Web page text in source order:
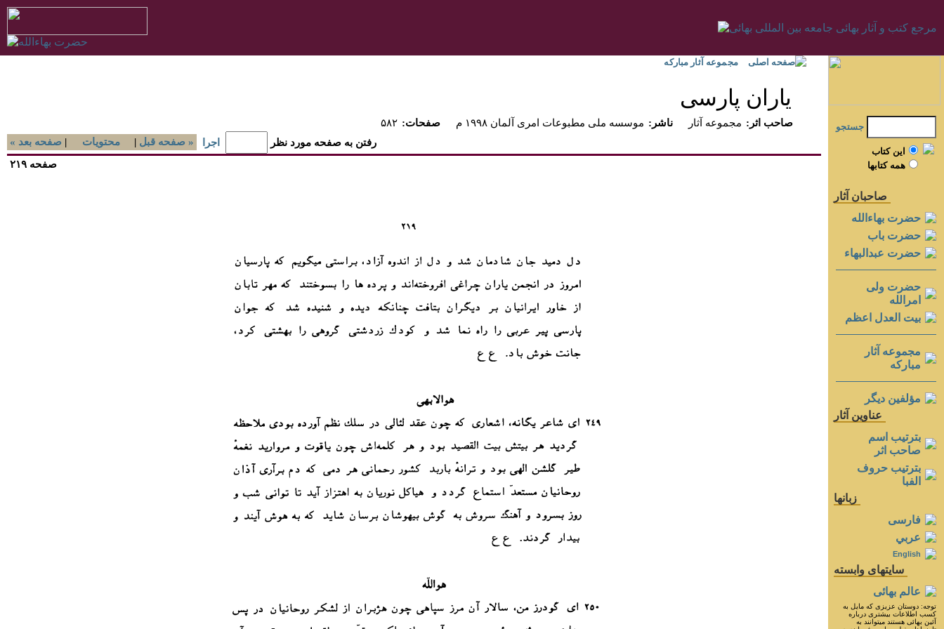
صفحه اصلی مجموعه آثار مبارکه
ياران پارسى
۵۸۲ :صفحات موسسه ملی مطبوعات امری آلمان ۱۹۹۸ م :ناشر مجموعه آثار
:صاحب اثر
« صفحه بعد | محتويات | صفحه قبل » رفتن به صفحه مورد نظر
اجرا
جستجو
اين کتاب
همه کتابها
صاحبان آثار
حضرت بهاءالله
حضرت باب
حضرت عبدالبهاء
حضرت ولی
امرالله
بيت العدل اعظم
مجموعه آثار
مباركه
مؤلفين ديگر
عناوين آثار
بترتيب اسم
صاحب اثر
بترتيب حروف
الفبا
زبانها
فارسی
عربي
English
سايتهای وابسته
عالم بهائی
توجه: دوستان عزيزى كه مايل به
كسب اطلاعات بيشترى درباره
آئين بهائى هستند ميتوانند به